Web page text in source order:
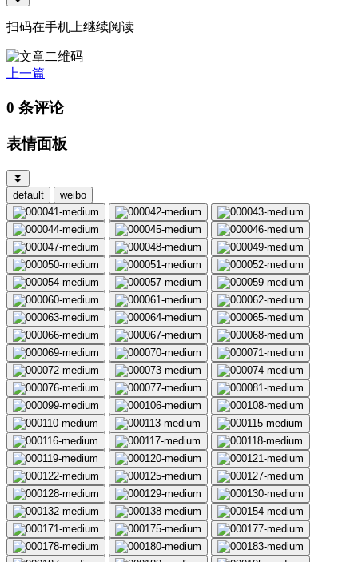
扫码在手机上继续阅读
上一篇
0 条评论
表情面板
⏬
default
weibo